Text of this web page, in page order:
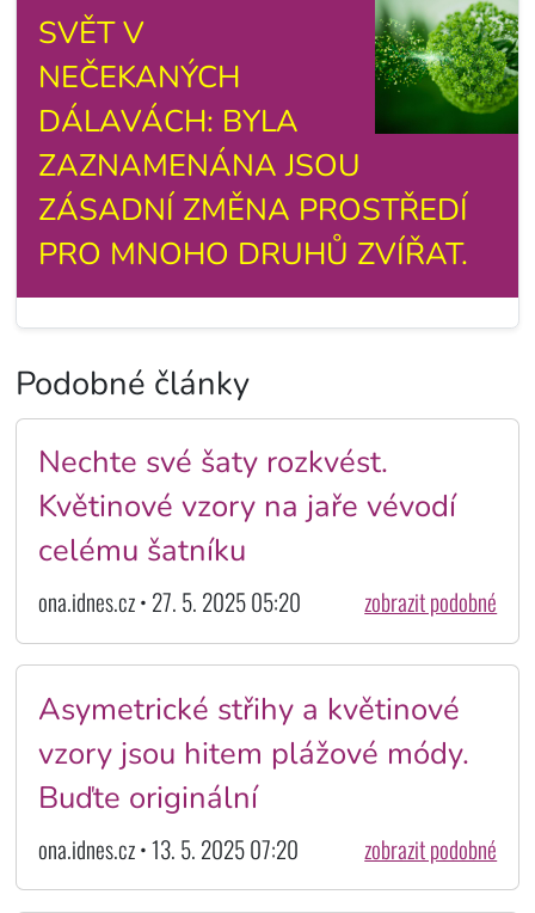
SVĚT V
NEČEKANÝCH
DÁLAVÁCH: BYLA
ZAZNAMENÁNA JSOU
ZÁSADNÍ ZMĚNA PROSTŘEDÍ
PRO MNOHO DRUHŮ ZVÍŘAT.
Podobné články
Nechte své šaty rozkvést.
Květinové vzory na jaře vévodí
celému šatníku
ona.idnes.cz • 27. 5. 2025 05:20 zobrazit podobné
Asymetrické střihy a květinové
vzory jsou hitem plážové módy.
Buďte originální
ona.idnes.cz • 13. 5. 2025 07:20 zobrazit podobné